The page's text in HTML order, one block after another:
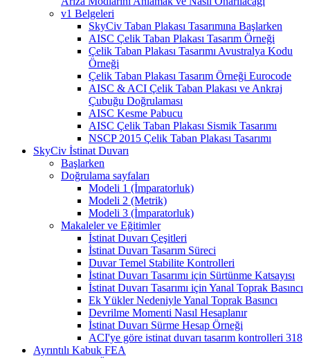
v1 Belgeleri
SkyCiv Taban Plakası Tasarımına Başlarken
AISC Çelik Taban Plakası Tasarım Örneği
Çelik Taban Plakası Tasarımı Avustralya Kodu
Örneği
Çelik Taban Plakası Tasarım Örneği Eurocode
AISC & ACI Çelik Taban Plakası ve Ankraj
Çubuğu Doğrulaması
AISC Kesme Pabucu
AISC Çelik Taban Plakası Sismik Tasarımı
NSCP 2015 Çelik Taban Plakası Tasarımı
SkyCiv İstinat Duvarı
Başlarken
Doğrulama sayfaları
Modeli 1 (İmparatorluk)
Modeli 2 (Metrik)
Modeli 3 (İmparatorluk)
Makaleler ve Eğitimler
İstinat Duvarı Çeşitleri
İstinat Duvarı Tasarım Süreci
Duvar Temel Stabilite Kontrolleri
İstinat Duvarı Tasarımı için Sürtünme Katsayısı
İstinat Duvarı Tasarımı için Yanal Toprak Basıncı
Ek Yükler Nedeniyle Yanal Toprak Basıncı
Devrilme Momenti Nasıl Hesaplanır
İstinat Duvarı Sürme Hesap Örneği
ACI'ye göre istinat duvarı tasarım kontrolleri 318
Ayrıntılı Kabuk FEA